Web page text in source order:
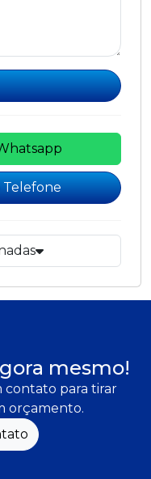
mesmo!
contato para tirar
orçamento.